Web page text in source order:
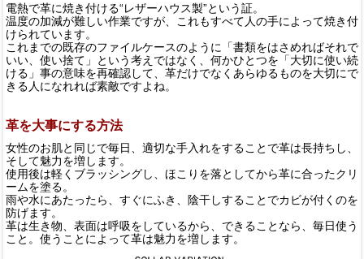
電熱で革に焼き付ける“レザーハウス製”という証。
温度の加減が難しい作業ですが、これもすべて人の手によって焼き付
けられています。
これまでの既存のファイルケースのように「書類をはさめればそれで
いい、使い捨て」という考えではなく、何かひとつを「大切に使い続
ける」事の意味を再確認して、革だけでなくあらゆるものを大切にで
きる人になれれば素敵ですよね。
革を大事にする方法
女性のお肌と同じで毎日、適切な手入れをすることで革は長持ちし、
そして魅力を増します。
使用後は軽くブラッシングし、ほこりを落としてから革に合ったクリ
ームを塗る。
雨や水にあたったら、すぐにふき、陰干しすることでカビが付くのを
防げます。
革は生き物、表面は呼吸をしているから、できることなら、毎日使う
こと。使うことによって革は魅力を増します。